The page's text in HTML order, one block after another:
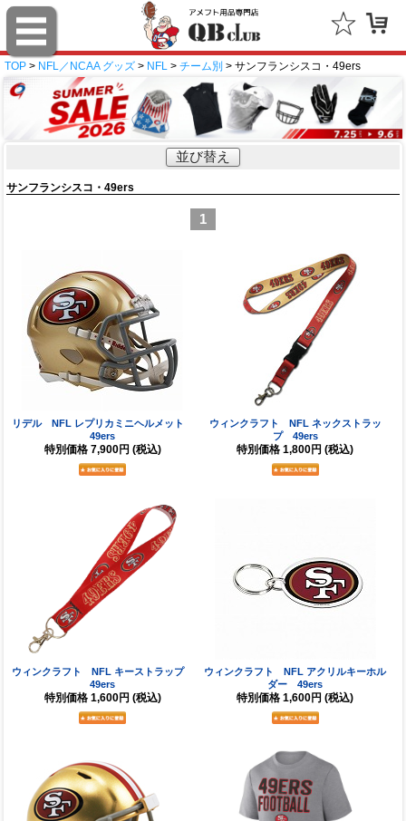
TOP > NFL／NCAA グッズ > NFL > チーム別 > サンフランシスコ・49ers
並び替え
サンフランシスコ・49ers
1
リデル NFL レプリカミニヘルメット
49ers
特別価格 7,900円 (税込)
ウィンクラフト NFL ネックストラッ
プ 49ers
特別価格 1,800円 (税込)
ウィンクラフト NFL キーストラップ
49ers
特別価格 1,600円 (税込)
ウィンクラフト NFL アクリルキーホル
ダー 49ers
特別価格 1,600円 (税込)